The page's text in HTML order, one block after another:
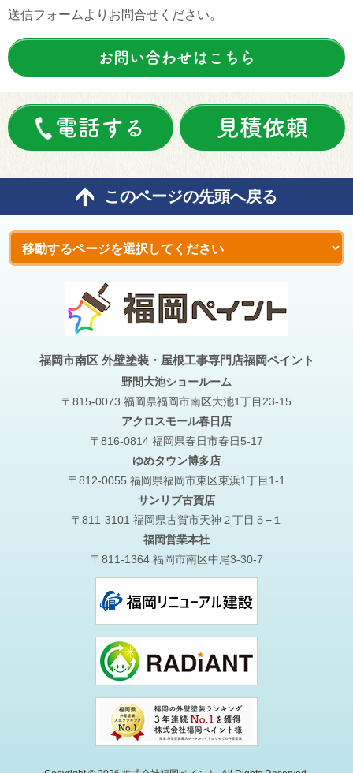
送信フォームよりお問合せください。
お問い合わせはこちら
電話する 見積依頼
このページの先頭へ戻る
福岡市南区 外壁塗装・屋根工事専門店福岡ペイント
野間大池ショールーム
〒815-0073 福岡県福岡市南区大池1丁目23-15
アクロスモール春日店
〒816-0814 福岡県春日市春日5-17
ゆめタウン博多店
〒812-0055 福岡県福岡市東区東浜1丁目1-1
サンリブ古賀店
〒811-3101 福岡県古賀市天神２丁目５−１
福岡営業本社
〒811-1364 福岡市南区中尾3-30-7